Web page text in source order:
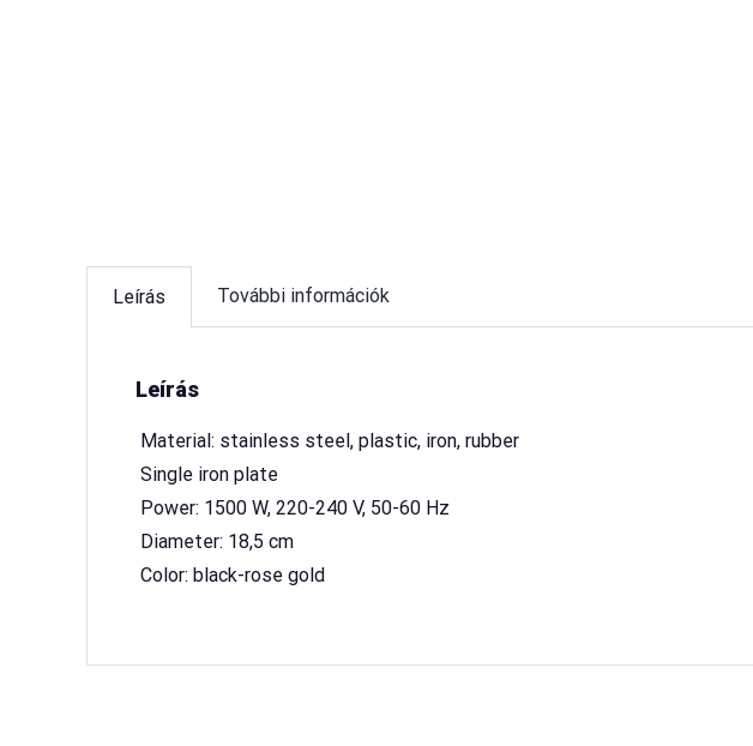
Leírás További információk
Leírás
 Material: stainless steel, plastic, iron, rubber
 Single iron plate
 Power: 1500 W, 220-240 V, 50-60 Hz
 Diameter: 18,5 cm
 Color: black-rose gold